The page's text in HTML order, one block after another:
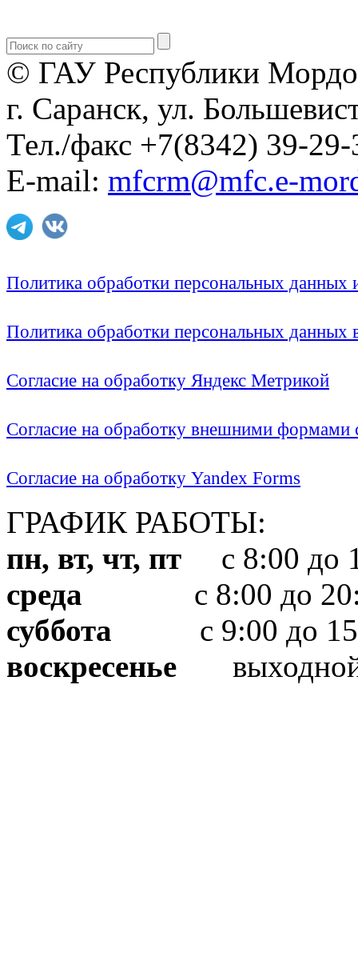
© ГАУ Республики
г. Саранск, ул.
Тел./факс +7(8342) 39-29-
E-mail: mfcrm@mfc.e-
Политика обработки персональных
Политика обработки персональных
Согласие на обработку Яндекс Метрикой
Согласие на обработку внешними формами
Согласие на обработку Yandex Forms
ГРАФИК РАБОТЫ:
пн, вт, чт, пт с 8:00 до
среда с 8:00 до
суббота с 9:00 до
воскресенье